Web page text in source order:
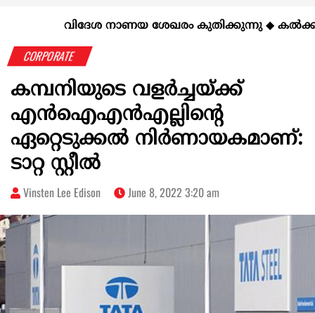
KERALA @70
വിദേശ നാണയ ശേഖരം കുതിക്കുന്നു◆
CORPORATE
കമ്പനിയുടെ വളർച്ചയ്ക്ക്
എൻഐഎൻഎല്ലിന്റെ ​​
ഏറ്റെടുക്കൽ നിർണായകമാണ്:
ടാറ്റ സ്റ്റീൽ
Vinsten Lee Edison June 8, 2022 3:20 am